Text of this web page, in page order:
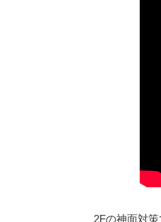
2Fの神面対